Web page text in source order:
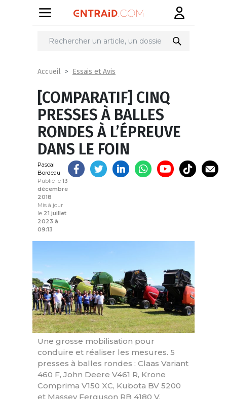
Partager
Accueil Essais et Avis
[COMPARATIF] CINQ
PRESSES À BALLES
RONDES À L’ÉPREUVE
DANS LE FOIN
Pascal
Bordeau
Publié le 13
décembre
2018
Mis à jour
le 21 juillet
2023 à
09:13
Une grosse mobilisation pour
conduire et réaliser les mesures. 5
presses à balles rondes : Claas Variant
460 F, John Deere V461 R, Krone
Comprima V150 XC, Kubota BV 5200
et Massey Ferguson RB 4180 V.